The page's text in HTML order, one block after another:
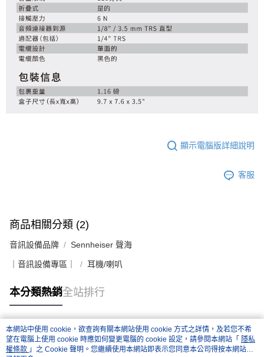
顯示電腦版詳細說明
客服
商品相關分類 (2)
音訊設備品牌 Sennheiser 聲海
｜音訊設備專區｜ 耳機/喇叭
本分類熱銷全站排行
熱門標籤
本網站中使用 cookie，欲查詢有關本網站使用 cookie 方式之詳情，及若您不希
望在電腦上使用 cookie 時應如何變更電腦的 cookie 設定，請參閱本網站「 隱私
權條款 」之 Cookie 聲明。您繼續使用本網站即表示您同意本公司得按本網站使